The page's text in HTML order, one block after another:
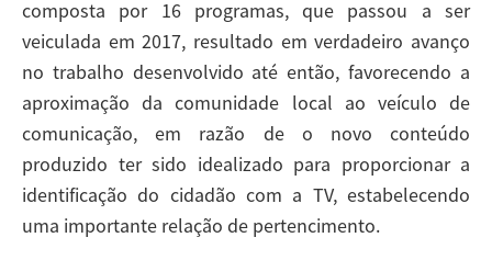
composta por 16 programas, que passou a ser
veiculada em 2017, resultado em verdadeiro avanço
no trabalho desenvolvido até então, favorecendo a
aproximação da comunidade local ao veículo de
comunicação, em razão de o novo conteúdo
produzido ter sido idealizado para proporcionar a
identificação do cidadão com a TV, estabelecendo
uma importante relação de pertencimento.